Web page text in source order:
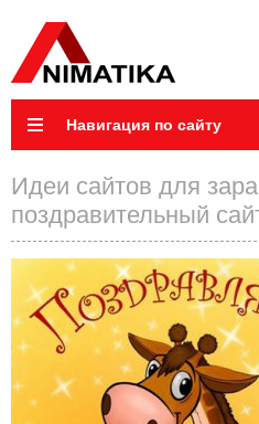
Навигация по сайту
Идеи сайтов для
поздравительный